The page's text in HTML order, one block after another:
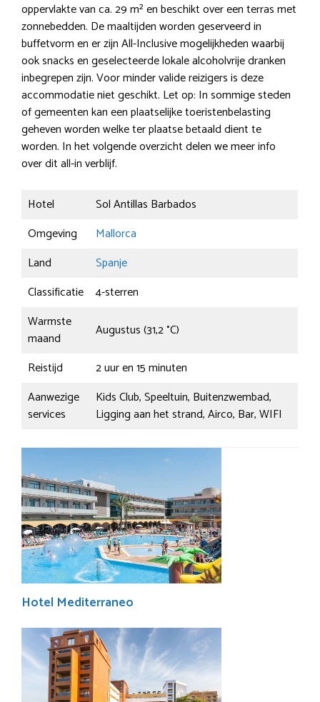
oppervlakte van ca. 29 m² en beschikt over een terras met
zonnebedden. De maaltijden worden geserveerd in
buffetvorm en er zijn All-Inclusive mogelijkheden waarbij
ook snacks en geselecteerde lokale alcoholvrije dranken
inbegrepen zijn. Voor minder valide reizigers is deze
accommodatie niet geschikt. Let op: In sommige steden
of gemeenten kan een plaatselijke toeristenbelasting
geheven worden welke ter plaatse betaald dient te
worden. In het volgende overzicht delen we meer info
over dit all-in verblijf.
Hotel
Sol Antillas Barbados
Omgeving
Mallorca
Land
Spanje
Classificatie
4-sterren
Warmste
maand
Augustus (31,2 °C)
Reistijd
2 uur en 15 minuten
Aanwezige
services
Kids Club, Speeltuin, Buitenzwembad,
Ligging aan het strand, Airco, Bar, WIFI
Hotel Mediterraneo